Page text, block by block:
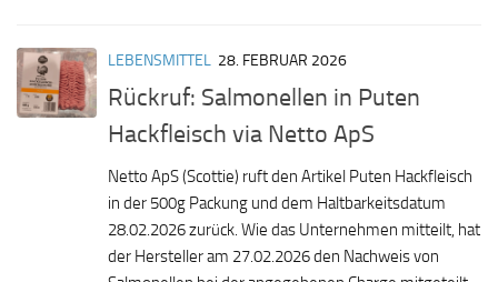
LEBENSMITTEL 28. FEBRUAR 2026
Rückruf: Salmonellen in Puten
Hackfleisch via Netto ApS
Netto ApS (Scottie) ruft den Artikel Puten Hackfleisch
in der 500g Packung und dem Haltbarkeitsdatum
28.02.2026 zurück. Wie das Unternehmen mitteilt, hat
der Hersteller am 27.02.2026 den Nachweis von